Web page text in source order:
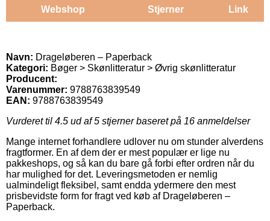
Webshop Stjerner Link
Navn: Drageløberen – Paperback
Kategori: Bøger > Skønlitteratur > Øvrig skønlitteratur
Producent:
Varenummer: 9788763839549
EAN: 9788763839549
Vurderet til 4.5 ud af 5 stjerner baseret på 16 anmeldelser
Mange internet forhandlere udlover nu om stunder alverdens
fragtformer. En af dem der er mest populær er lige nu
pakkeshops, og så kan du bare gå forbi efter ordren når du
har mulighed for det. Leveringsmetoden er nemlig
ualmindeligt fleksibel, samt endda ydermere den mest
prisbevidste form for fragt ved køb af Drageløberen –
Paperback.